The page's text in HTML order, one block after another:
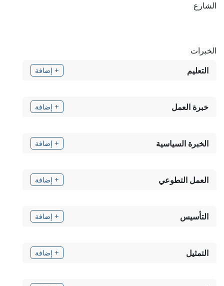
الشارع
الخبرات
التعليم
+ إضافة
خبرة العمل + إضافة
الخبرة السياسية + إضافة
العمل التطوعي + إضافة
التأسيس + إضافة
التمثيل + إضافة